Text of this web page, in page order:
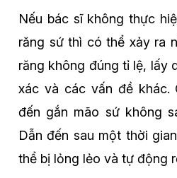
Nếu bác sĩ không thực
răng sứ thì có thể xảy ra
răng không đúng tỉ lệ, lấy
xác và các vấn đề khác.
đến gắn mão sứ không
Dẫn đến sau một thời
thể bị lỏng lẻo và tự động